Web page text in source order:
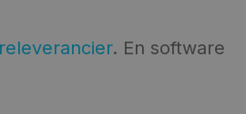
. En software